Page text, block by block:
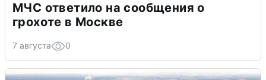
МЧС ответило на сообщения о
грохоте в Москве
7 августа 0